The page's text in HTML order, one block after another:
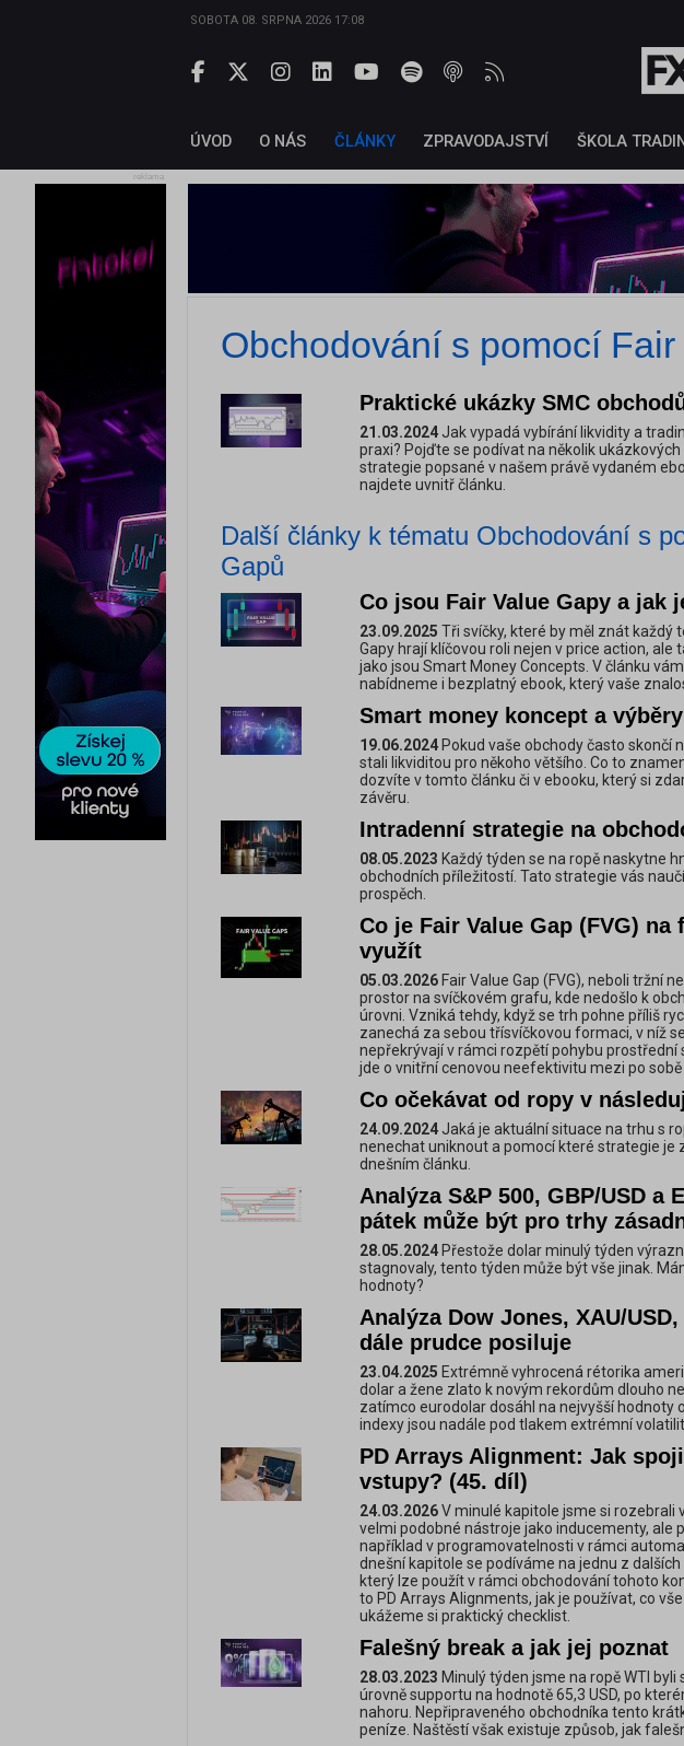
SOBOTA 08. SRPNA 2026 17:08
ÚVOD O NÁS ČLÁNKY ZPRAVODAJSTVÍ ŠKOLA
reklama
Obchodování s pomocí Fair
Praktické ukázky SMC
21.03.2024Jak vypadá vybírání likvidity a
praxi? Pojďte se podívat na několik
strategie popsané v našem právě vydaném
najdete uvnitř článku.
Další články k tématu Obchodování s
Gapů
Co jsou Fair Value Gapy a jak
23.09.2025 Tři svíčky, které by měl znát každý
Gapy hrají klíčovou roli nejen v price action, ale
jako jsou Smart Money Concepts. V článku
nabídneme i bezplatný ebook, který vaše
Smart money koncept a
19.06.2024 Pokud vaše obchody často skončí
stali likviditou pro někoho většího. Co to
dozvíte v tomto článku či v ebooku, který si
závěru.
Intradenní strategie na
08.05.2023 Každý týden se na ropě naskytne
obchodních příležitostí. Tato strategie vás
prospěch.
Co je Fair Value Gap (FVG) na
využít
05.03.2026 Fair Value Gap (FVG), neboli tržní
prostor na svíčkovém grafu, kde nedošlo k
úrovni. Vzniká tehdy, když se trh pohne příliš
zanechá za sebou třísvíčkovou formaci, v níž
nepřekrývají v rámci rozpětí pohybu prostřední
jde o vnitřní cenovou neefektivitu mezi po
Co očekávat od ropy v
24.09.2024Jaká je aktuální situace na trhu s
nenechat uniknout a pomocí které strategie je
dnešním článku.
Analýza S&P 500, GBP/USD a
pátek může být pro trhy
28.05.2024 Přestože dolar minulý týden
stagnovaly, tento týden může být vše jinak.
hodnoty?
Analýza Dow Jones, XAU/
dále prudce posiluje
23.04.2025 Extrémně vyhrocená rétorika
dolar a žene zlato k novým rekordům dlouho
zatímco eurodolar dosáhl na nejvyšší hodnoty
indexy jsou nadále pod tlakem extrémní
PD Arrays Alignment: Jak
vstupy? (45. díl)
24.03.2026V minulé kapitole jsme si rozebrali
velmi podobné nástroje jako inducementy, ale
například v programovatelnosti v rámci
dnešní kapitole se podíváme na jednu z
který lze použít v rámci obchodování tohoto
to PD Arrays Alignments, jak je používat, co
ukážeme si praktický checklist.
Falešný break a jak jej poznat
28.03.2023 Minulý týden jsme na ropě WTI
úrovně supportu na hodnotě 65,3 USD, po
nahoru. Nepřipraveného obchodníka tento
peníze. Naštěstí však existuje způsob, jak